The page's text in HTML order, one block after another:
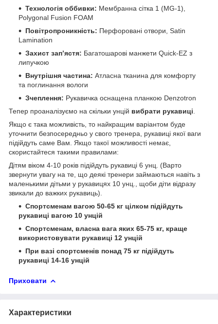
Технологія оббивки: Мембранна сітка 1 (MG-1),
Polygonal Fusion FOAM
Повітропроникність: Перфоровані отвори, Satin
Lamination
Захист зап’ястя: Багатошарові манжети Quick-EZ з
липучкою
Внутрішня частина: Атласна тканина для комфорту
та поглинання вологи
Зчеплення: Рукавичка оснащена планкою Denzotron
Тепер проаналізуємо на скільки унцій вибрати рукавиці
Якщо є така можливість, то найкращим варіантом буде
уточнити безпосередньо у свого тренера, рукавиці якої ваги
підійдуть саме Вам. Якщо такої можливості немає,
скористайтеся такими правилами:
Дітям віком 4-10 років підійдуть рукавиці 6 унц. (Варто
звернути увагу на те, що деякі тренери займаються навіть з
маленькими дітьми у рукавицях 10 унц., щоби діти відразу
звикали до важких рукавиць).
Спортсменам вагою 50-65 кг цілком підійдуть
рукавиці вагою 10 унцій
Спортсменам, власна вага яких 65-75 кг, краще
використовувати рукавиці 12 унцій
При вазі спортсменів понад 75 кг підійдуть
рукавиці 14-16 унцій
Приховати
Характеристики